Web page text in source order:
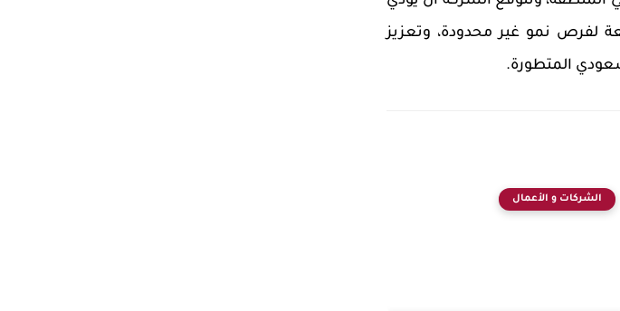
لفرص نمو غير محدودة، وتعزيز
المتطورة.
الشركات و الأعمال